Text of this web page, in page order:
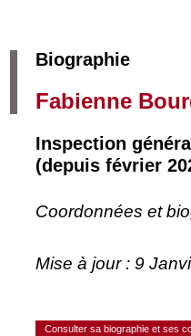
Biographie
Fabienne
Inspection
(depuis février
Coordonnées et
Mise à jour : 9
Consulter sa biographie et ses